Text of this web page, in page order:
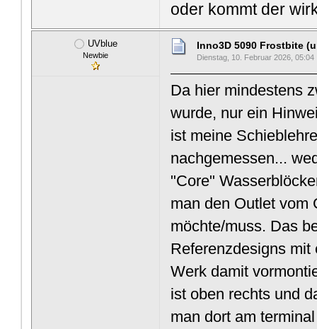
oder kommt der
UVblue
Newbie
Inno3D 5090 Frostbite
Dienstag, 10. Februar 2026, 05:04
Da hier mindestens
wurde, nur ein
ist meine
nachgemessen...
"Core"
man den Outlet vom
möchte/muss. Das
Referenzdesigns
Werk damit
ist oben rechts und
man dort am